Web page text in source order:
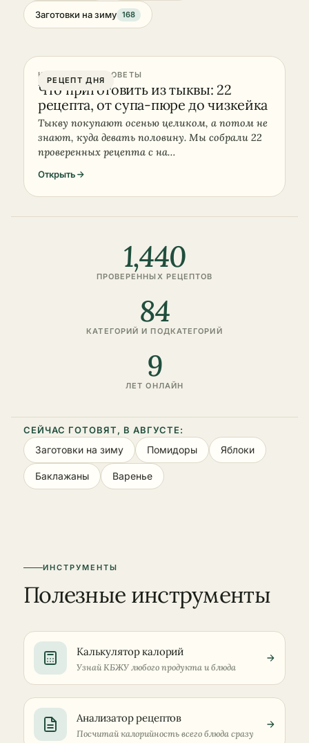
Заготовки на зиму 168
РЕЦЕПТ ДНЯ
КУЛИНАРНЫЕ СОВЕТЫ
Что приготовить из тыквы: 22
рецепта, от супа-пюре до чизкейка
Тыкву покупают осенью целиком, а потом не
знают, куда девать половину. Мы собрали 22
проверенных рецепта с на…
Открыть
1,440
ПРОВЕРЕННЫХ РЕЦЕПТОВ
84
КАТЕГОРИЙ И ПОДКАТЕГОРИЙ
9
ЛЕТ ОНЛАЙН
СЕЙЧАС ГОТОВЯТ, В АВГУСТЕ:
Заготовки на зиму Помидоры Яблоки
Баклажаны Варенье
ИНСТРУМЕНТЫ
Полезные инструменты
Калькулятор калорий
Узнай КБЖУ любого продукта и блюда
Анализатор рецептов
Посчитай калорийность всего блюда сразу